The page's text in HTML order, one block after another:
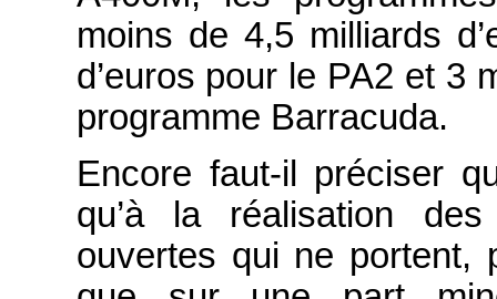
moins de 4,5 milliards
d’euros pour le PA2 et 3
programme Barracuda.
Encore faut-il préciser
qu’à la réalisation des
ouvertes qui ne portent,